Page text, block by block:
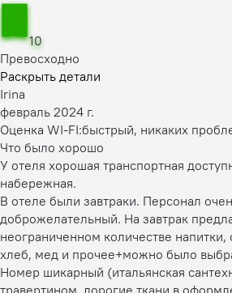
10
Превосходно
Раскрыть детали
Irina
февраль 2024 г.
Оценка WI-FI:быстрый, никаких
Что было хорошо
У отеля хорошая транспортная
набережная.
В отеле были завтраки. Персонал
доброжелательный. На завтрак
неограниченном количестве
хлеб, мед и прочее+можно было
Номер шикарный (итальянская
травертином, дорогие ткани в